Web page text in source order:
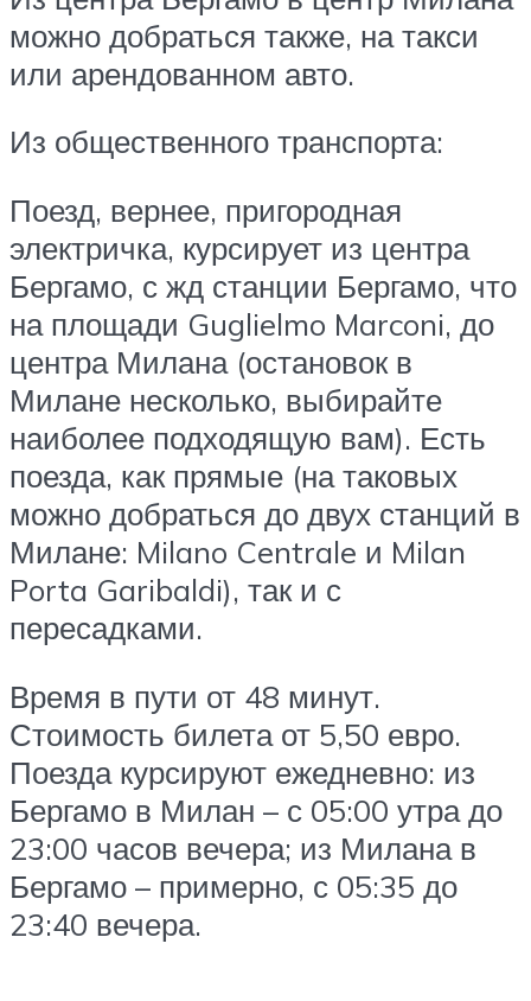
можно добраться также, на такси
или арендованном авто.
Из общественного транспорта:
Поезд, вернее, пригородная
электричка, курсирует из центра
Бергамо, с жд станции Бергамо, что
на площади Guglielmo Marconi, до
центра Милана (остановок в
Милане несколько, выбирайте
наиболее подходящую вам). Есть
поезда, как прямые (на таковых
можно добраться до двух станций в
Милане: Milano Centrale и Milan
Porta Garibaldi), так и с
пересадками.
Время в пути от 48 минут.
Стоимость билета от 5,50 евро.
Поезда курсируют ежедневно: из
Бергамо в Милан – с 05:00 утра до
23:00 часов вечера; из Милана в
Бергамо – примерно, с 05:35 до
23:40 вечера.